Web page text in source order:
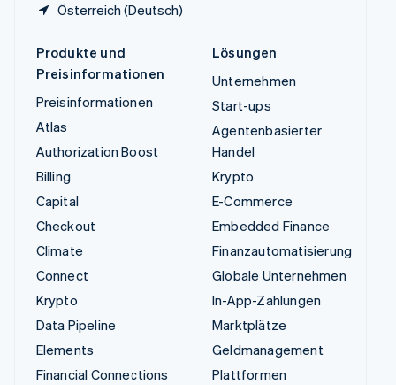
Österreich (Deutsch)
Produkte und
Preisinformationen
Preisinformationen
Atlas
Authorization Boost
Billing
Capital
Checkout
Climate
Connect
Krypto
Data Pipeline
Elements
Financial Connections
Lösungen
Unternehmen
Start-ups
Agentenbasierter
Handel
Krypto
E-Commerce
Embedded Finance
Finanzautomatisierung
Globale Unternehmen
In-App-Zahlungen
Marktplätze
Geldmanagement
Plattformen